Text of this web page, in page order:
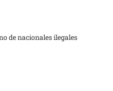
de nacionales ilegales